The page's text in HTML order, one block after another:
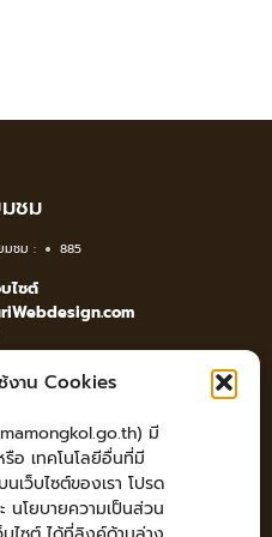
งาน Cookies
มี
รือ เทคโนโลยีอื่นที่มี
ว็บไซต์ของเรา โปรด
นโยบายความเป็นส่วน
ชม
มชม : 885
ไซต์